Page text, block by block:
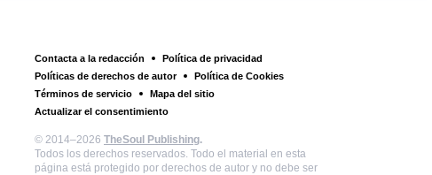
Contacta a la redacción
Política de privacidad
Políticas de derechos de autor
Política de Cookies
Términos de servicio
Mapa del sitio
Actualizar el consentimiento
© 2014–2026 TheSoul Publishing.
Todos los derechos reservados. Todo el material en esta
página está protegido por derechos de autor y no debe ser